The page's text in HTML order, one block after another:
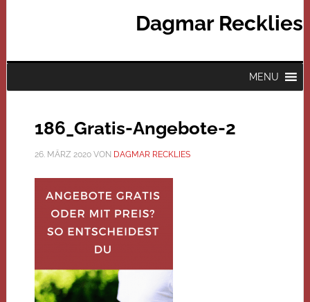
Dagmar Recklies
MENU
186_Gratis-Angebote-2
26. MÄRZ 2020VON DAGMAR RECKLIES